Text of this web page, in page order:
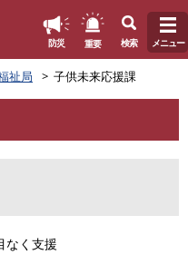
防災 重要 検索 メニュー
祉局 子供未来応援課
なく支援